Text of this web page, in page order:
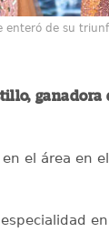
enteró de su
ganadora
el área en
en